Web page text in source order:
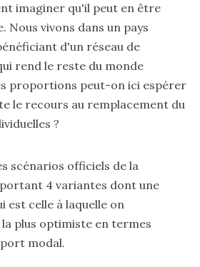
imaginer qu'il peut en être
Nous vivons dans un pays
d'un réseau de
rend le reste du monde
proportions peut-on ici espérer
le recours au remplacement du
?
scénarios officiels de la
4 variantes dont une
est celle à laquelle on
plus optimiste en termes
modal.